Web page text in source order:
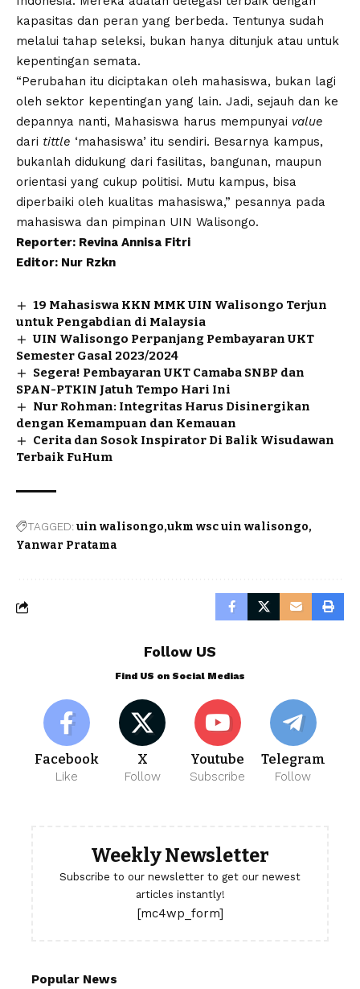
kapasitas dan peran yang berbeda. Tentunya sudah
melalui tahap seleksi, bukan hanya ditunjuk atau untuk
kepentingan semata.
“Perubahan itu diciptakan oleh mahasiswa, bukan lagi
oleh sektor kepentingan yang lain. Jadi, sejauh dan ke
depannya nanti, Mahasiswa harus mempunyai value
dari tittle ‘mahasiswa’ itu sendiri. Besarnya kampus,
bukanlah didukung dari fasilitas, bangunan, maupun
orientasi yang cukup politisi. Mutu kampus, bisa
diperbaiki oleh kualitas mahasiswa,” pesannya pada
mahasiswa dan pimpinan UIN Walisongo.
Reporter: Revina Annisa Fitri
Editor: Nur Rzkn
19 Mahasiswa KKN MMK UIN Walisongo Terjun
untuk Pengabdian di Malaysia
UIN Walisongo Perpanjang Pembayaran UKT
Semester Gasal 2023/2024
Segera! Pembayaran UKT Camaba SNBP dan
SPAN-PTKIN Jatuh Tempo Hari Ini
Nur Rohman: Integritas Harus Disinergikan
dengan Kemampuan dan Kemauan
Cerita dan Sosok Inspirator Di Balik Wisudawan
Terbaik FuHum
TAGGED:uin walisongo ukm wsc uin walisongo
Yanwar Pratama
Follow US
Find US on Social Medias
Facebook
Like
X
Follow
Youtube
Subscribe
Telegram
Follow
Weekly Newsletter
Subscribe to our newsletter to get our newest
articles instantly!
[mc4wp_form]
Popular News